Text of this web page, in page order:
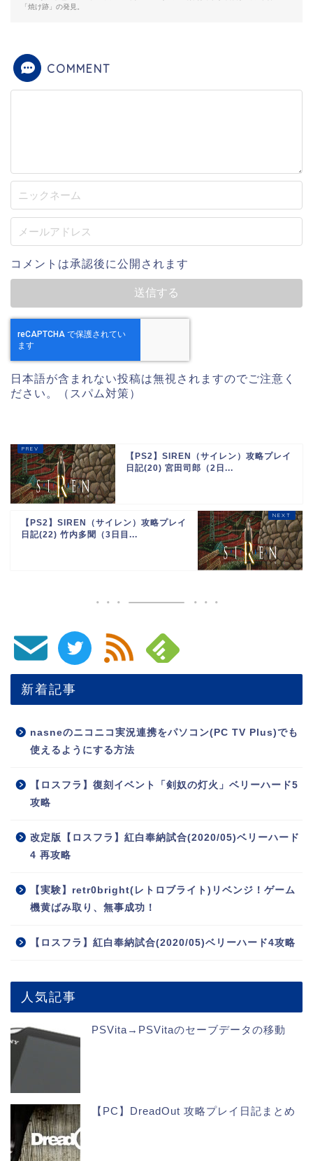
「焼け跡」の発見。
COMMENT
コメントは承認後に公開されます
日本語が含まれない投稿は無視されますのでご注意く
ださい。（スパム対策）
【PS2】SIREN（サイレン）攻略プレイ
日記(20) 宮田司郎（2日...
【PS2】SIREN（サイレン）攻略プレイ
日記(22) 竹内多聞（3日目...
新着記事
nasneのニコニコ実況連携をパソコン(PC TV Plus)でも
使えるようにする方法
【ロスフラ】復刻イベント「剣奴の灯火」ベリーハード5
攻略
改定版【ロスフラ】紅白奉納試合(2020/05)ベリーハード
4 再攻略
【実験】retr0bright(レトロブライト)リベンジ！ゲーム
機黄ばみ取り、無事成功！
【ロスフラ】紅白奉納試合(2020/05)ベリーハード4攻略
人気記事
PSVita→PSVitaのセーブデータの移動
【PC】DreadOut 攻略プレイ日記まとめ